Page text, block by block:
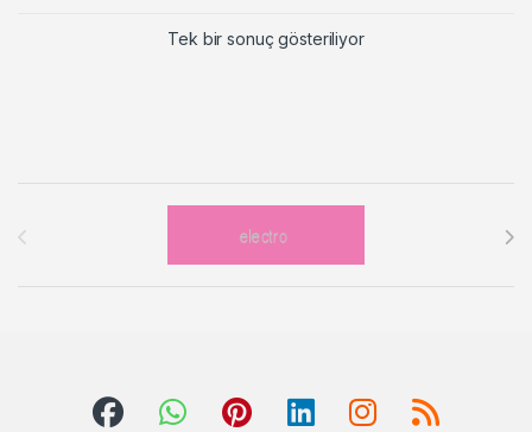
Tek bir sonuç gösteriliyor
Brands Carousel